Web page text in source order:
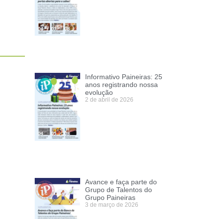
Informativo Paineiras: 25
anos registrando nossa
evolução
2 de abril de 2026
Avance e faça parte do
Grupo de Talentos do
Grupo Paineiras
3 de março de 2026